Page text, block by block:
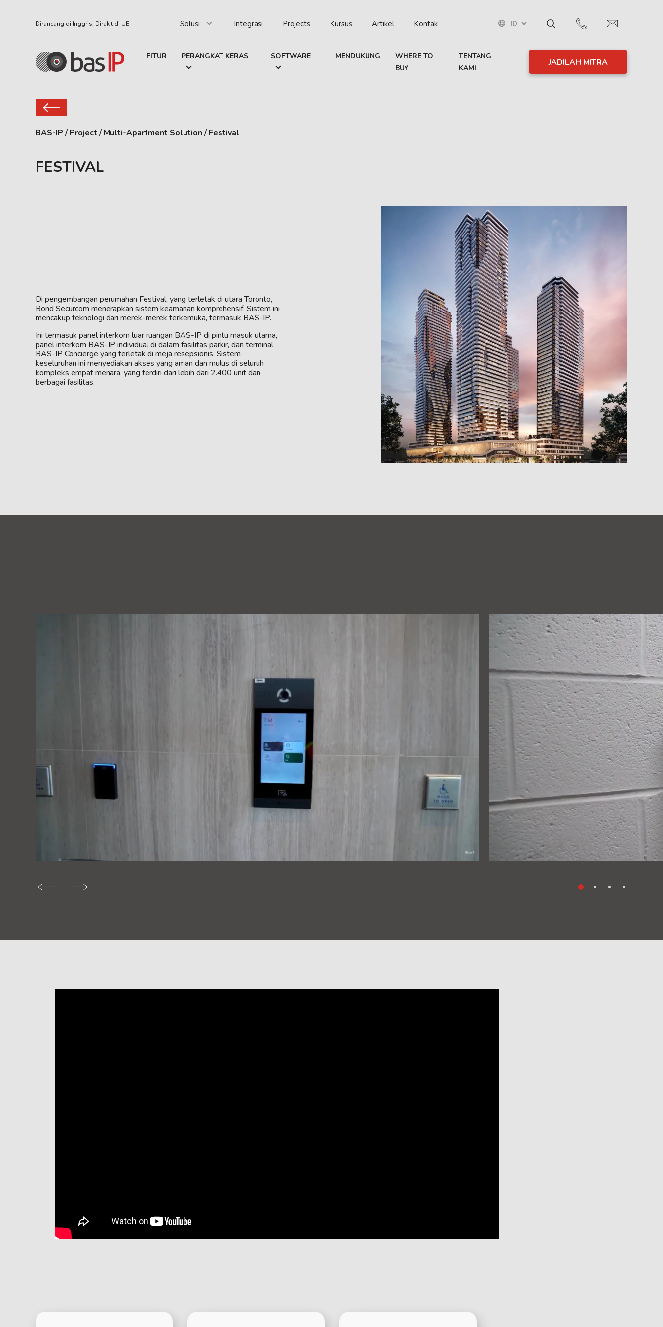
Dirancang di Inggris. Dirakit di UE Solusi Integrasi Projects Kursus Artikel Kontak ID
FITUR PERANGKAT KERAS SOFTWARE MENDUKUNG
WHERE TO
BUY
TENTANG
KAMI
JADILAH MITRA
BAS-IP / Project / Multi-Apartment Solution / Festival
FESTIVAL
Di pengembangan perumahan Festival, yang terletak di utara Toronto,
Bond Securcom menerapkan sistem keamanan komprehensif. Sistem ini
mencakup teknologi dari merek-merek terkemuka, termasuk BAS-IP.
Ini termasuk panel interkom luar ruangan BAS-IP di pintu masuk utama,
panel interkom BAS-IP individual di dalam fasilitas parkir, dan terminal
BAS-IP Concierge yang terletak di meja resepsionis. Sistem
keseluruhan ini menyediakan akses yang aman dan mulus di seluruh
kompleks empat menara, yang terdiri dari lebih dari 2.400 unit dan
berbagai fasilitas.